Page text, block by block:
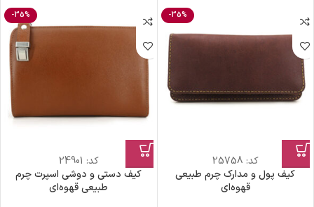
-35%
کد: 25758
کیف پول و مدارک چرم طبیعی
قهوه‌ای
-35%
کد: 24901
کیف دستی و دوشی اسپرت چرم
طبیعی قهوه‌ای